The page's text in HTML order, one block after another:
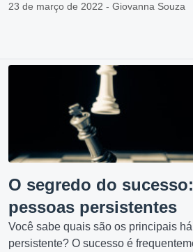
23 de março de 2022 - Giovanna Souza
O segredo do
pessoas persistentes
Você sabe quais são os principais
persistente? O sucesso é